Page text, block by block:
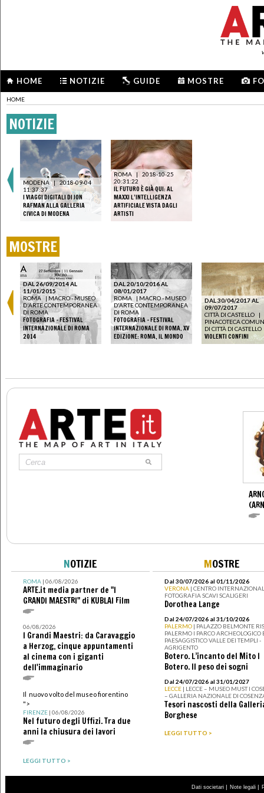
HOME NOTIZIE GUIDE MOSTRE
HOME
NOTIZIE
MODENA | 2018-09-04
11:37:37
I VIAGGI DIGITALI DI JON
RAFMAN ALLA GALLERIA
CIVICA DI MODENA
ROMA |
2018-10-25
20:31:22
IL FUTURO È GIÀ QUI: AL
MAXXI L’INTELLIGENZA
ARTIFICIALE VISTA DAGLI
ARTISTI
MOSTRE
DAL 26/09/2014 AL
11/01/2015
ROMA
| MACRO - MUSEO
D'ARTE CONTEMPORANEA
DI ROMA
FOTOGRAFIA - FESTIVAL
INTERNAZIONALE DI ROMA
2014
DAL 20/10/2016 AL
08/01/2017
ROMA
| MACRO - MUSEO
D'ARTE CONTEMPORANEA
DI ROMA
FOTOGRAFIA – FESTIVAL
INTERNAZIONALE DI ROMA. XV
EDIZIONE: ROMA, IL MONDO
DAL 30/04/2017 AL
09/07/2017
CITTÀ DI CASTELLO
|
PINACOTECA
DI CITTÀ DI CASTELLO
VIOLENTI CONFINI
NOTIZIE
ROMA| 06/08/2026
ARTE.it media partner de "I
GRANDI MAESTRI" di KUBLAI Film
06/08/2026
I Grandi Maestri: da Caravaggio
a Herzog, cinque appuntamenti
al cinema con i giganti
dell'immaginario
Il nuovo volto del museo fiorentino
">
FIRENZE| 06/08/2026
Nel futuro degli Uffizi. Tra due
anni la chiusura dei lavori
LEGGI TUTTO >
MOSTRE
Dal 30/07/2026 al 01/11/2026
VERONA | CENTRO
FOTOGRAFIA SCAVI SCALIGERI
Dorothea Lange
Dal 24/07/2026 al 31/10/2026
PALERMO | PALAZZO BELMONTE
PALERMO I PARCO ARCHEOLOGICO
PAESAGGISTICO VALLE DEI TEMPLI -
AGRIGENTO
Botero. L’incanto del Mito I
Botero. Il peso dei sogni
Dal 24/07/2026 al 31/01/2027
LECCE | LECCE – MUSEO MUST I
– GALLERIA NAZIONALE DI
Tesori nascosti della
Borghese
LEGGI TUTTO >
Dati societari | Note legali |